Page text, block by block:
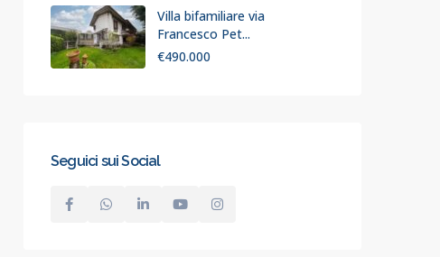
Villa bifamiliare via
Francesco Pet...
€490.000
Seguici sui Social